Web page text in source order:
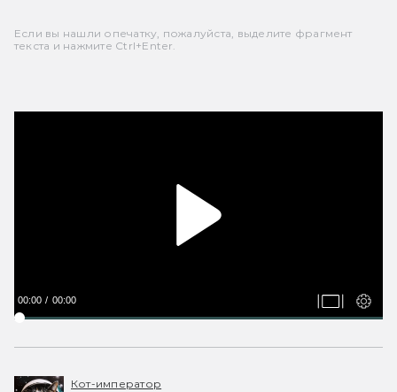
Если вы нашли опечатку, пожалуйста, выделите фрагмент
текста и нажмите Ctrl+Enter.
00:00 00:00
Кот-император